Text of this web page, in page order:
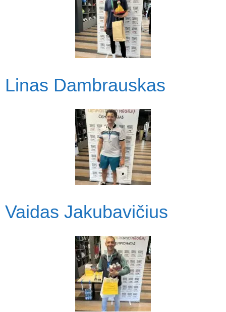
Linas Dambrauskas
Vaidas Jakubavičius